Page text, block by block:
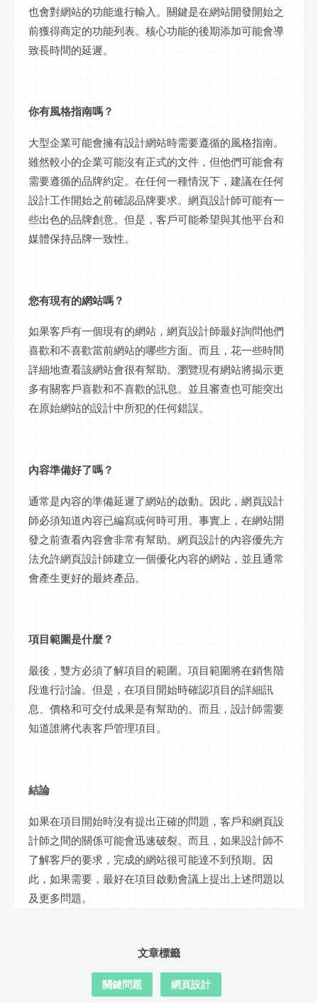
也會對網站的功能進行輸入。關鍵是在網站開發開始之
前獲得商定的功能列表。核心功能的後期添加可能會導
致長時間的延遲。
你有風格指南嗎？
大型企業可能會擁有設計網站時需要遵循的風格指南。
雖然較小的企業可能沒有正式的文件，但他們可能會有
需要遵循的品牌約定。在任何一種情況下，建議在任何
設計工作開始之前確認品牌要求。網頁設計師可能有一
些出色的品牌創意。但是，客戶可能希望與其他平台和
媒體保持品牌一致性。
您有現有的網站嗎？
如果客戶有一個現有的網站，網頁設計師最好詢問他們
喜歡和不喜歡當前網站的哪些方面。而且，花一些時間
詳細地查看該網站會很有幫助。瀏覽現有網站將揭示更
多有關客戶喜歡和不喜歡的訊息。並且審查也可能突出
在原始網站的設計中所犯的任何錯誤。
內容準備好了嗎？
通常是內容的準備延遲了網站的啟動。因此，網頁設計
師必須知道內容已編寫或何時可用。事實上，在網站開
發之前查看內容會非常有幫助。網頁設計的內容優先方
法允許網頁設計師建立一個優化內容的網站，並且通常
會產生更好的最終產品。
項目範圍是什麼？
最後，雙方必須了解項目的範圍。項目範圍將在銷售階
段進行討論。但是，在項目開始時確認項目的詳細訊
息、價格和可交付成果是有幫助的。而且，設計師需要
知道誰將代表客戶管理項目。
結論
如果在項目開始時沒有提出正確的問題，客戶和網頁設
計師之間的關係可能會迅速破裂。而且，如果設計師不
了解客戶的要求，完成的網站很可能達不到預期。因
此，如果需要，最好在項目啟動會議上提出上述問題以
及更多問題。
文章標籤
關鍵問題 網頁設計